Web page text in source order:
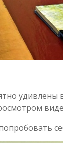
удивлены